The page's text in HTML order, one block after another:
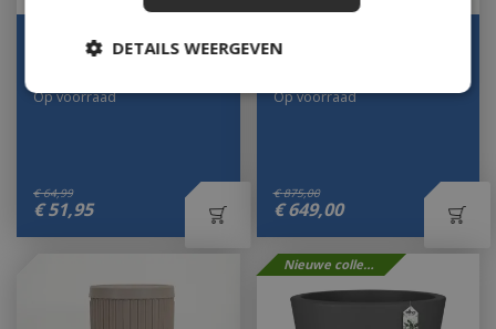
Pot greenville Ø47 cm -
blad groen
€ 64,99
€ 51,95
Op voorraad
Vita Massa ronde
€ 875,00
€ 649,00
Op voorraad
Nieuwe collectie
DETAILS WEERGEVEN